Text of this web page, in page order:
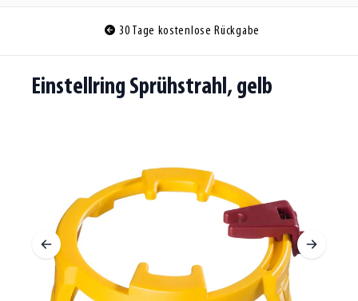
30 Tage kostenlose Rückgabe
Einstellring Sprühstrahl, gelb